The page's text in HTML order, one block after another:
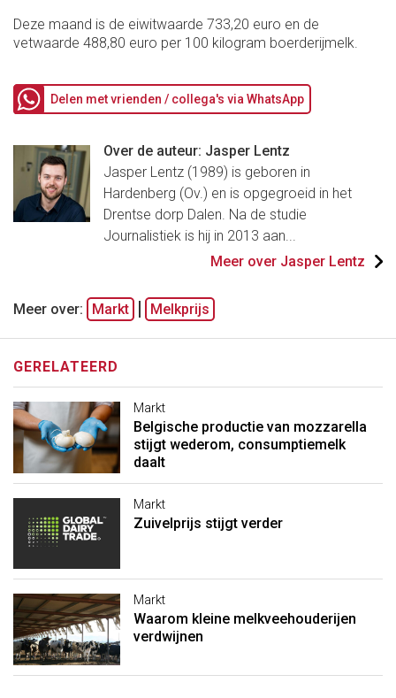
Deze maand is de eiwitwaarde 733,20 euro en de
vetwaarde 488,80 euro per 100 kilogram boerderijmelk.
Delen met vrienden / collega's via WhatsApp
Over de auteur: Jasper Lentz
Jasper Lentz (1989) is geboren in
Hardenberg (Ov.) en is opgegroeid in het
Drentse dorp Dalen. Na de studie
Journalistiek is hij in 2013 aan...
Meer over Jasper Lentz
Meer over: Markt Melkprijs
GERELATEERD
Markt
Belgische productie van mozzarella
stijgt wederom, consumptiemelk
daalt
Markt
Zuivelprijs stijgt verder
Markt
Waarom kleine melkveehouderijen
verdwijnen